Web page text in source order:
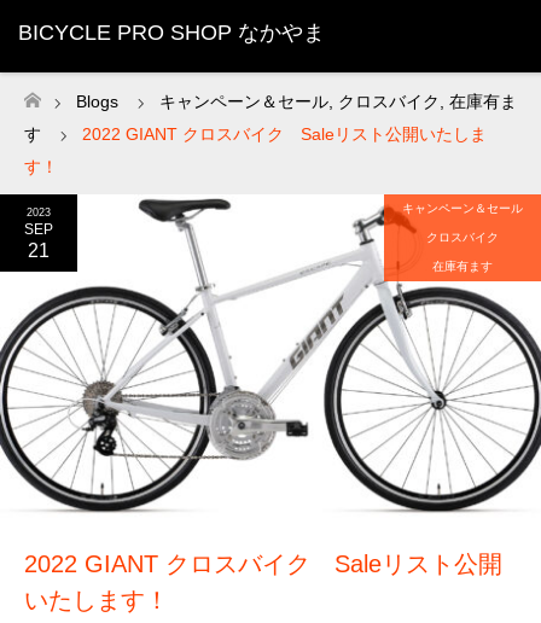
BICYCLE PRO SHOP なかやま
ホーム
Blogs キャンペーン＆セール クロスバイク
在庫有ま
す
2022 GIANT クロスバイク Saleリスト公開いたしま
す！
2023
SEP
21
キャンペーン＆セール
クロスバイク
在庫有ます
2022 GIANT クロスバイク Saleリスト公開
いたします！